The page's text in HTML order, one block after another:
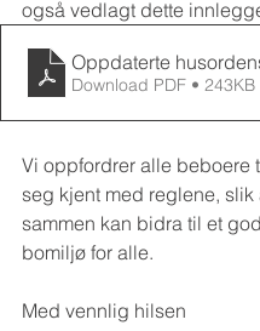
også vedlagt dette
Oppdaterte
Download PDF • 243KB
Vi oppfordrer alle beboere
seg kjent med reglene, slik
sammen kan bidra til et
bomiljø for alle.
Med vennlig hilsen